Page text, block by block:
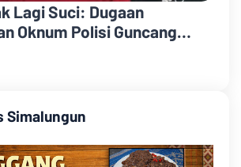
Lagi Suci: Dugaan
Oknum Polisi Guncang
Simalungun